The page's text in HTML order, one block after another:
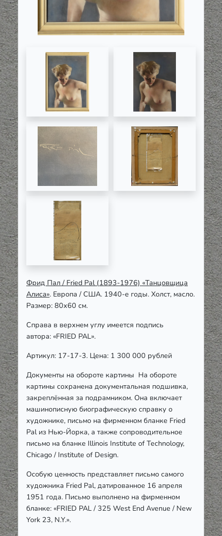
Фрид Пал / Fried Pal (1893-1976) «Танцовщица
Алиса». Европа / США. 1940-е годы. Холст, масло.
Размер: 80х60 см.
Справа в верхнем углу имеется подпись
автора: «FRIED PAL».
Артикул: 17-17-3. Цена: 1 300 000 рублей
Документы на обороте картины На обороте
картины сохранена документальная подшивка,
закреплённая за подрамником. Она включает
машинописную биографическую справку о
художнике, письмо на фирменном бланке Fried
Pal из Нью-Йорка, а также сопроводительное
письмо на бланке Illinois Institute of Technology,
Chicago / Institute of Design.
Особую ценность представляет письмо самого
художника Fried Pal, датированное 16 апреля
1951 года. Письмо выполнено на фирменном
бланке: «FRIED PAL / 325 West End Avenue / New
York 23, N.Y.».